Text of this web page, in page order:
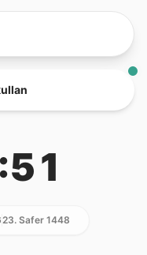
23. Safer 1448